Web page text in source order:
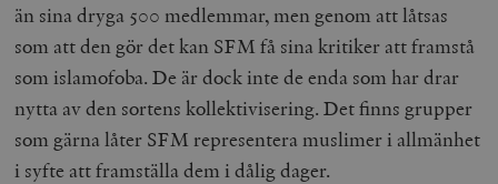
än sina dryga 500 medlemmar, men genom att låtsas
som att den gör det kan SFM få sina kritiker att framstå
som islamofoba. De är dock inte de enda som har drar
nytta av den sortens kollektivisering. Det finns grupper
som gärna låter SFM representera muslimer i allmänhet
i syfte att framställa dem i dålig dager.